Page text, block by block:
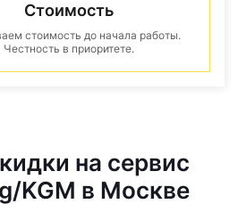
Стоимость
стоимость до начала работы.
Честность в приоритете.
на сервис
KGM в Москве